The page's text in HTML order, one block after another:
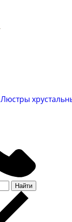
Люстры
Найти